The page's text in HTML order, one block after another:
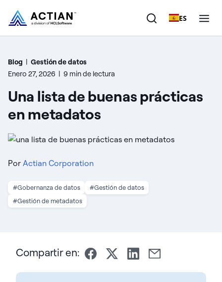
ES
Productos
Empresa
Blog | Gestión de datos
Enero 27, 2026 | 9 min de lectura
Una lista de buenas prácticas
en metadatos
Por Actian Corporation
#Gobernanza de datos
#Gestión de datos
#Gestión de metadatos
Compartir en: